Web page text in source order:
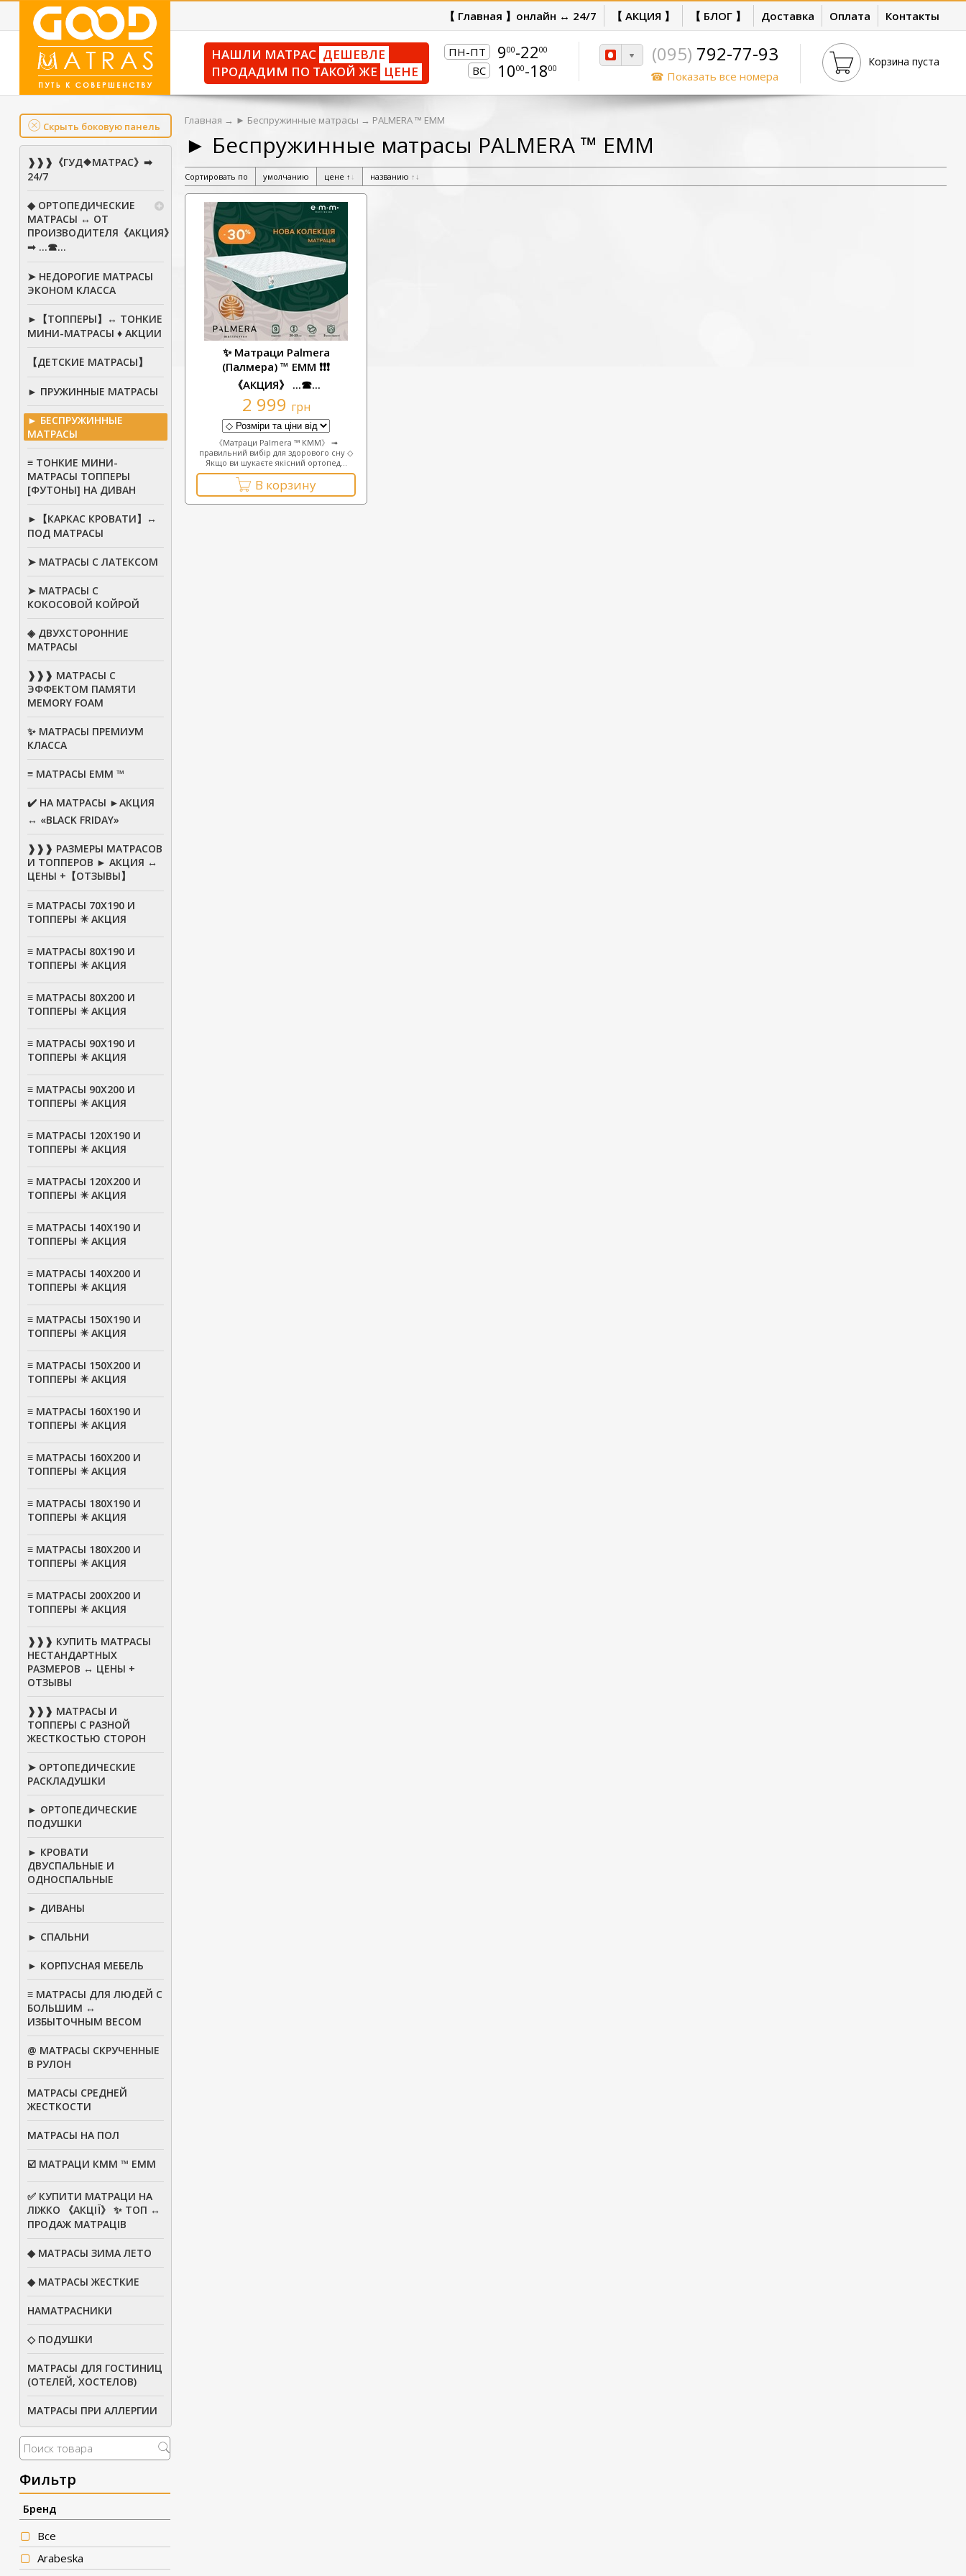
【 Главная 】онлайн ↔ 24/7 【 АКЦИЯ 】 【 БЛОГ 】 Доставка Оплата Контакты
Корзина пуста
(095) 792-77-93
☎ Показать все номера
ПН-ПТ 900-2200
ВС 1000-1800
НАШЛИ МАТРАС ДЕШЕВЛЕ
ПРОДАДИМ ПО ТАКОЙ ЖЕ ЦЕНЕ
Скрыть боковую панель
❱❱❱《ГУД❖МАТРАС》➡
24/7
◆ ОРТОПЕДИЧЕСКИЕ
МАТРАСЫ ↔ ОТ
ПРОИЗВОДИТЕЛЯ《АКЦИЯ》
➟ ...☎...
➤ НЕДОРОГИЕ МАТРАСЫ
ЭКОНОМ КЛАССА
►【ТОППЕРЫ】↔ ТОНКИЕ
МИНИ-МАТРАСЫ ♦ АКЦИИ
【ДЕТСКИЕ МАТРАСЫ】
► ПРУЖИННЫЕ МАТРАСЫ
► БЕСПРУЖИННЫЕ
МАТРАСЫ
≡ ТОНКИЕ МИНИ-
МАТРАСЫ ТОППЕРЫ
[ФУТОНЫ] НА ДИВАН
►【КАРКАС КРОВАТИ】↔
ПОД МАТРАСЫ
➤ МАТРАСЫ С ЛАТЕКСОМ
➤ МАТРАСЫ С
КОКОСОВОЙ КОЙРОЙ
◈ ДВУХСТОРОННИЕ
МАТРАСЫ
❱❱❱ МАТРАСЫ С
ЭФФЕКТОМ ПАМЯТИ
MEMORY FOAM
✨ МАТРАСЫ ПРЕМИУМ
КЛАССА
≡ МАТРАСЫ ЕММ ™
✔️ НА МАТРАСЫ ►АКЦИЯ
↔ «BLACK FRIDAY»
❱❱❱ РАЗМЕРЫ МАТРАСОВ
И ТОППЕРОВ ► АКЦИЯ ↔
ЦЕНЫ +【ОТЗЫВЫ】
≡ МАТРАСЫ 70Х190 И
ТОППЕРЫ ✴️ АКЦИЯ
≡ МАТРАСЫ 80X190 И
ТОППЕРЫ ✴️ АКЦИЯ
≡ МАТРАСЫ 80Х200 И
ТОППЕРЫ ✴️ АКЦИЯ
≡ МАТРАСЫ 90Х190 И
ТОППЕРЫ ✴️ АКЦИЯ
≡ МАТРАСЫ 90Х200 И
ТОППЕРЫ ✴️ АКЦИЯ
≡ МАТРАСЫ 120Х190 И
ТОППЕРЫ ✴️ АКЦИЯ
≡ МАТРАСЫ 120Х200 И
ТОППЕРЫ ✴️ АКЦИЯ
≡ МАТРАСЫ 140Х190 И
ТОППЕРЫ ✴️ АКЦИЯ
≡ МАТРАСЫ 140Х200 И
ТОППЕРЫ ✴️ АКЦИЯ
≡ МАТРАСЫ 150Х190 И
ТОППЕРЫ ✴️ АКЦИЯ
≡ МАТРАСЫ 150Х200 И
ТОППЕРЫ ✴️ АКЦИЯ
≡ МАТРАСЫ 160Х190 И
ТОППЕРЫ ✴️ АКЦИЯ
≡ МАТРАСЫ 160Х200 И
ТОППЕРЫ ✴️ АКЦИЯ
≡ МАТРАСЫ 180Х190 И
ТОППЕРЫ ✴️ АКЦИЯ
≡ МАТРАСЫ 180Х200 И
ТОППЕРЫ ✴️ АКЦИЯ
≡ МАТРАСЫ 200Х200 И
ТОППЕРЫ ✴️ АКЦИЯ
❱❱❱ КУПИТЬ МАТРАСЫ
НЕСТАНДАРТНЫХ
РАЗМЕРОВ ↔ ЦЕНЫ +
ОТЗЫВЫ
❱❱❱ МАТРАСЫ И
ТОППЕРЫ С РАЗНОЙ
ЖЕСТКОСТЬЮ СТОРОН
➤ ОРТОПЕДИЧЕСКИЕ
РАСКЛАДУШКИ
► ОРТОПЕДИЧЕСКИЕ
ПОДУШКИ
► КРОВАТИ
ДВУСПАЛЬНЫЕ И
ОДНОСПАЛЬНЫЕ
► ДИВАНЫ
► СПАЛЬНИ
► КОРПУСНАЯ МЕБЕЛЬ
≡ МАТРАСЫ ДЛЯ ЛЮДЕЙ С
БОЛЬШИМ ↔
ИЗБЫТОЧНЫМ ВЕСОМ
@ МАТРАСЫ СКРУЧЕННЫЕ
В РУЛОН
МАТРАСЫ СРЕДНЕЙ
ЖЕСТКОСТИ
МАТРАСЫ НА ПОЛ
☑️ МАТРАЦИ КММ ™ ЕММ
✅ КУПИТИ МАТРАЦИ НА
ЛІЖКО 《АКЦІЇ》 ✨ ТОП ↔
ПРОДАЖ МАТРАЦІВ
◆ МАТРАСЫ ЗИМА ЛЕТО
◆ МАТРАСЫ ЖЕСТКИЕ
НАМАТРАСНИКИ
◇ ПОДУШКИ
МАТРАСЫ ДЛЯ ГОСТИНИЦ
(ОТЕЛЕЙ, ХОСТЕЛОВ)
МАТРАСЫ ПРИ АЛЛЕРГИИ
Фильтр
Бренд
Все
Arabeska
Главная → ► Беспружинные матрасы → PALMERA ™ ЕММ
► Беспружинные матрасы PALMERA ™ ЕММ
Сортировать по умолчанию цене ↑ ↓ названию ↑ ↓
✨ Матраци Palmera
(Палмера) ™ ЕММ ❗❗❗
《АКЦИЯ》 ...☎...
2 999 грн
《Матраци Palmera ™ КММ》 ➟
правильний вибір для здорового сну ◇
Якщо ви шукаєте якісний ортопед...
В корзину